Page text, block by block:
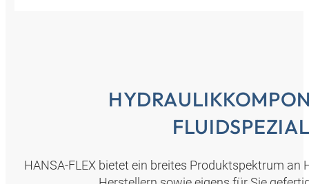
HANSA‑FLEX bietet ein breites Produktspektrum